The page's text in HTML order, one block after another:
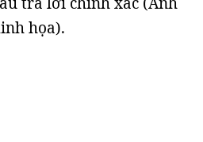
họa).